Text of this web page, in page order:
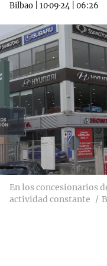
Bilbao 10·09·24 06:26
En los concesionarios
actividad constante